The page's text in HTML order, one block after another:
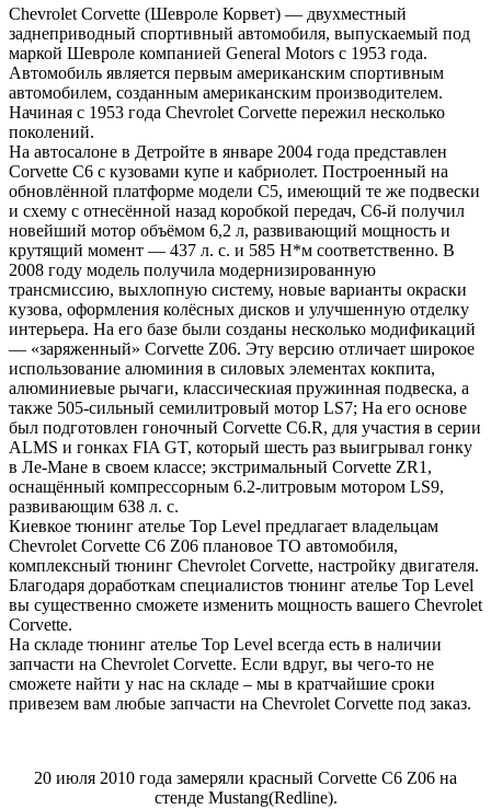
Chevrolet Corvette (Шевроле Корвет) — двухместный
заднеприводный спортивный автомобиля, выпускаемый под
маркой Шевроле компанией General Motors с 1953 года.
Автомобиль является первым американским спортивным
автомобилем, созданным американским производителем.
Начиная с 1953 года Chevrolet Corvette пережил несколько
поколений.
На автосалоне в Детройте в январе 2004 года представлен
Corvette C6 с кузовами купе и кабриолет. Построенный на
обновлённой платформе модели С5, имеющий те же подвески
и схему с отнесённой назад коробкой передач, С6-й получил
новейший мотор объёмом 6,2 л, развивающий мощность и
крутящий момент — 437 л. с. и 585 Н*м соответственно. В
2008 году модель получила модернизированную
трансмиссию, выхлопную систему, новые варианты окраски
кузова, оформления колёсных дисков и улучшенную отделку
интерьера. На его базе были созданы несколько модификаций
— «заряженный» Corvette Z06. Эту версию отличает широкое
использование алюминия в силовых элементах кокпита,
алюминиевые рычаги, классическиая пружинная подвеска, а
также 505-сильный семилитровый мотор LS7; На его основе
был подготовлен гоночный Corvette C6.R, для участия в серии
ALMS и гонках FIA GT, который шесть раз выигрывал гонку
в Ле-Мане в своем классе; экстримальный Corvette ZR1,
оснащённый компрессорным 6.2-литровым мотором LS9,
развивающим 638 л. с.
Киевкое тюнинг ателье Top Level предлагает владельцам
Chevrolet Corvette C6 Z06 плановое ТО автомобиля,
комплексный тюнинг Chevrolet Corvette, настройку двигателя.
Благодаря доработкам специалистов тюнинг ателье Top Level
вы существенно сможете изменить мощность вашего Chevrolet
Corvette.
На складе тюнинг ателье Top Level всегда есть в наличии
запчасти на Chevrolet Corvette. Если вдруг, вы чего-то не
сможете найти у нас на складе – мы в кратчайшие сроки
привезем вам любые запчасти на Chevrolet Corvette под заказ.
20 июля 2010 года замеряли красный Corvette C6 Z06 на
стенде Mustang(Redline).